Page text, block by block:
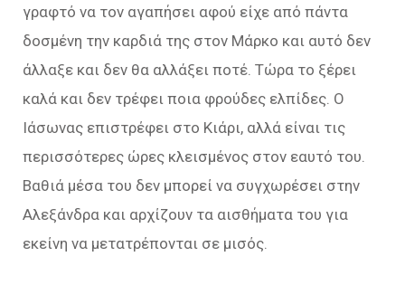
γραφτό να τον αγαπήσει αφού είχε από πάντα
δοσμένη την καρδιά της στον Μάρκο και αυτό δεν
άλλαξε και δεν θα αλλάξει ποτέ. Τώρα το ξέρει
καλά και δεν τρέφει ποια φρούδες ελπίδες. Ο
Ιάσωνας επιστρέφει στο Κιάρι, αλλά είναι τις
περισσότερες ώρες κλεισμένος στον εαυτό του.
Βαθιά μέσα του δεν μπορεί να συγχωρέσει στην
Αλεξάνδρα και αρχίζουν τα αισθήματα του για
εκείνη να μετατρέπονται σε μισός.